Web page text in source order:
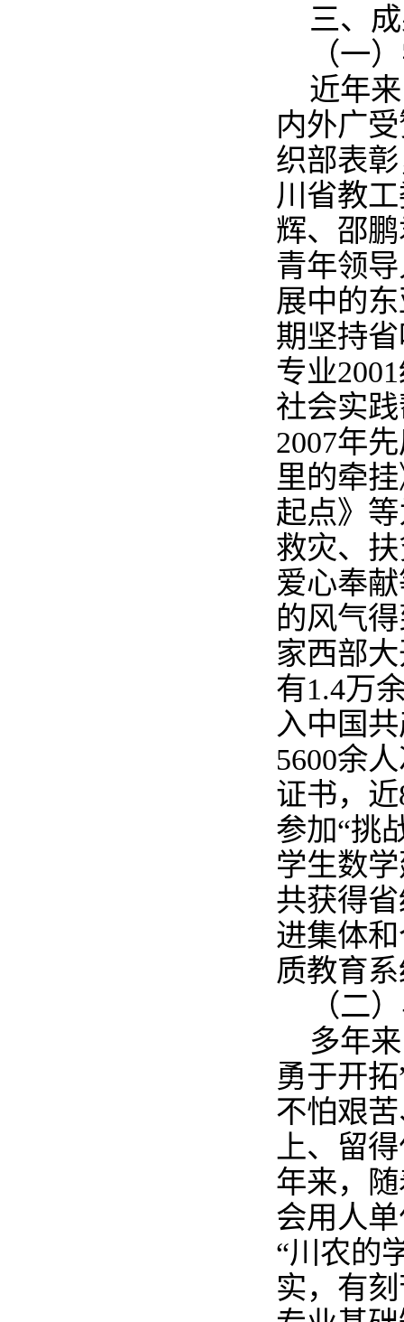
三、
（一
近年
内外广
织部表
川省教
辉、邵
青年领
展中的
期坚持
专业2001
社会实
2007年
里的牵
起点》
救灾、
爱心奉
的风气
家西部
有1.4万
入中国
5600余
证书，近
参加“挑
学生数
共获得
进集体
质教育
（二
多年
勇于开
不怕艰
上、留
年来，
会用人
“川农的
实，有